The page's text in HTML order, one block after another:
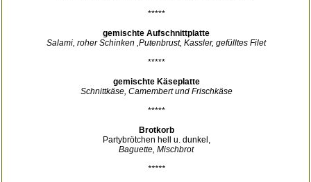
*****
gemischte Aufschnittplatte
Salami, roher Schinken ,Putenbrust, Kassler, gefülltes Filet
*****
gemischte Käseplatte
Schnittkäse, Camembert und Frischkäse
*****
Brotkorb
Partybrötchen hell u. dunkel,
Baguette, Mischbrot
*****